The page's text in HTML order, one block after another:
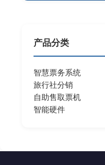
产品分类
智慧票务系统
旅行社分销
自助售取票机
智能硬件